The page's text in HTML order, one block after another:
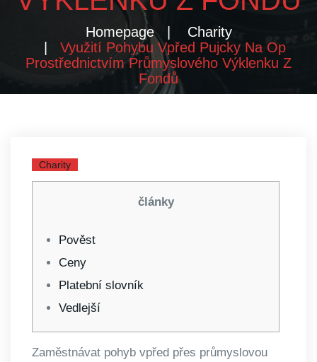
Homepage
Charity
Využití Pohybu Vpřed Pujcky Na Op
Prostřednictvím Průmyslového Výklenku Z
Fondů
Charity
články
Pověst
Ceny
Platební slovník
Vedlejší
Zaměstnávat pohyb vpřed přes průmyslovou